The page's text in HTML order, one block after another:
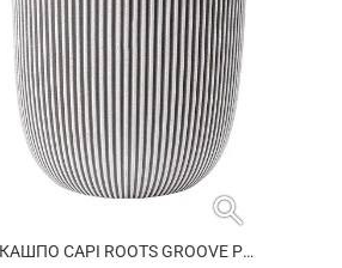
search
КАШПО CAPI ROOTS GROOVE PLANTER BALL IVORY